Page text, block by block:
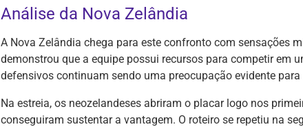
Análise da Nova Zelândia
A Nova Zelândia chega para este confronto com sensações
demonstrou que a equipe possui recursos para competir em
defensivos continuam sendo uma preocupação evidente
Na estreia, os neozelandeses abriram o placar logo nos
conseguiram sustentar a vantagem. O roteiro se repetiu na